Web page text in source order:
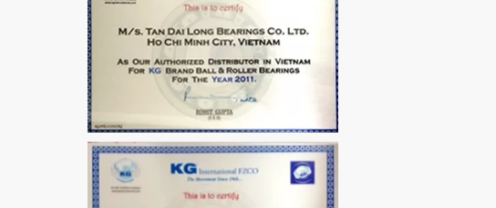
VÒNG BI / BẠC ĐẠN
MẮT TRÂU GE12
VÒNG BI / BẠC ĐẠN
CHÀ TRÒN 51106